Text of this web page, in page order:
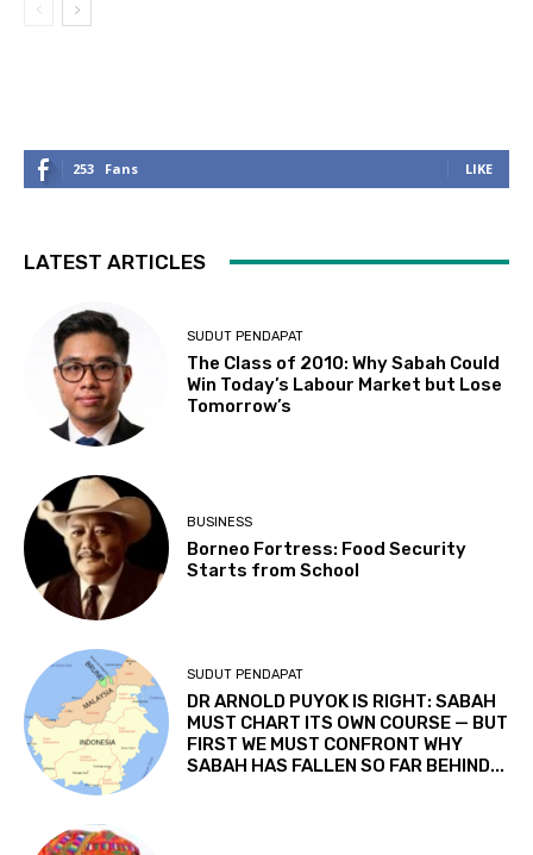
253 Fans LIKE
LATEST ARTICLES
SUDUT PENDAPAT
The Class of 2010: Why Sabah Could
Win Today’s Labour Market but Lose
Tomorrow’s
BUSINESS
Borneo Fortress: Food Security
Starts from School
SUDUT PENDAPAT
DR ARNOLD PUYOK IS RIGHT: SABAH
MUST CHART ITS OWN COURSE — BUT
FIRST WE MUST CONFRONT WHY
SABAH HAS FALLEN SO FAR BEHIND...